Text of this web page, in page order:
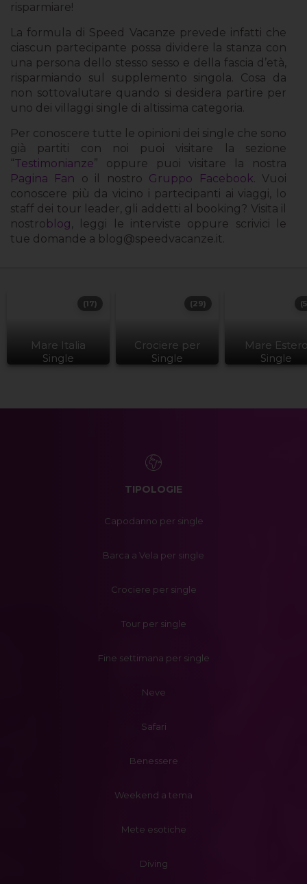
risparmiare!
La formula di Speed Vacanze prevede infatti che
ciascun partecipante possa dividere la stanza con
una persona dello stesso sesso e della fascia d’età,
risparmiando sul supplemento singola. Cosa da
non sottovalutare quando si desidera partire per
uno dei villaggi single di altissima categoria.
Per conoscere tutte le opinioni dei single che sono
già partiti con noi puoi visitare la sezione
“Testimonianze” oppure puoi visitare la nostra
Pagina Fan o il nostro Gruppo Facebook. Vuoi
conoscere più da vicino i partecipanti ai viaggi, lo
staff dei tour leader, gli addetti al booking? Visita il
nostro blog, leggi le interviste oppure scrivici le
tue domande a blog@speedvacanze.it.
Mare Italia
Single
(17)
Crociere per
Single
(29)
Mare
Single
TIPOLOGIE
Capodanno per single
Barca a Vela per single
Crociere per single
Tour per single
Fine settimana per single
Neve
Safari
Benessere
Weekend a tema
Mete esotiche
Diving